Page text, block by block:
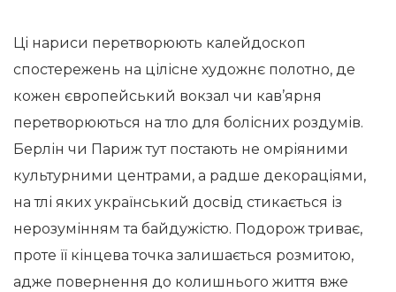
Ці нариси перетворюють калейдоскоп
спостережень на цілісне художнє полотно, де
кожен європейський вокзал чи кав’ярня
перетворюються на тло для болісних роздумів.
Берлін чи Париж тут постають не омріяними
культурними центрами, а радше декораціями,
на тлі яких український досвід стикається із
нерозумінням та байдужістю. Подорож триває,
проте її кінцева точка залишається розмитою,
адже повернення до колишнього життя вже